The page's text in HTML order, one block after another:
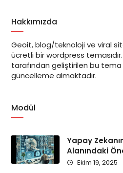
Hakkımızda
Geoit, blog/teknoloji ve viral
ücretli bir wordpress
tarafından geliştirilen bu tema 2
güncelleme almaktadır.
Modül
Yapay
Alanındaki
Ekim 19, 2025